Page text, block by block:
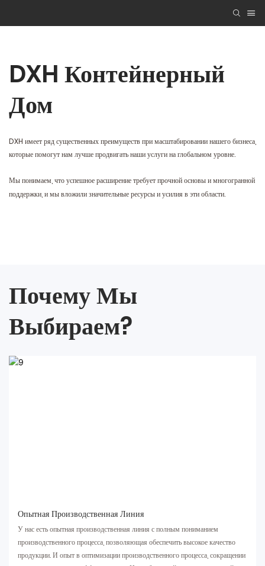
DXH Контейнерный
Дом
DXH имеет ряд существенных преимуществ при масштабировании нашего бизнеса,
которые помогут нам лучше продвигать наши услуги на глобальном уровне.
Мы понимаем, что успешное расширение требует прочной основы и многогранной
поддержки, и мы вложили значительные ресурсы и усилия в эти области.
Почему Мы
Выбираем?
Опытная Производственная Линия
У нас есть опытная производственная линия с полным пониманием
производственного процесса, позволяющая обеспечить высокое качество
продукции. И опыт в оптимизации производственного процесса, сокращении